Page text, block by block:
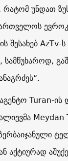
რატომ უნდათ
შესახებ AzTv-
Turan-
Meydan
აქტიურად